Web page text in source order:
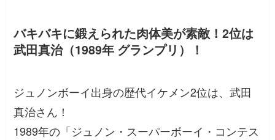
バキバキに鍛えられた肉体美が素敵！2位は
武田真治（1989年 グランプリ）！
ジュノンボーイ出身の歴代イケメン2位は、武田
真治さん！
1989年の「ジュノン・スーパーボーイ・コンテス